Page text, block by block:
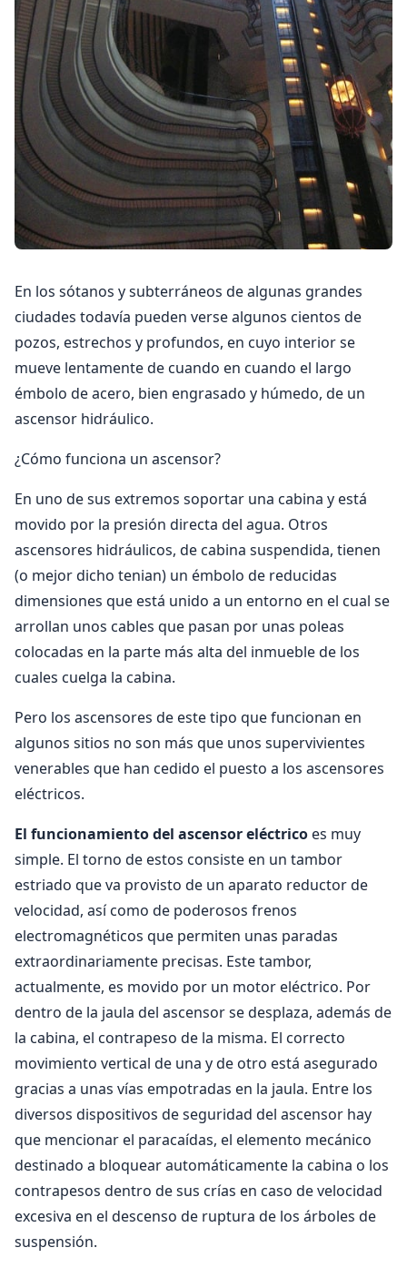
En los sótanos y subterráneos de algunas grandes
ciudades todavía pueden verse algunos cientos de
pozos, estrechos y profundos, en cuyo interior se
mueve lentamente de cuando en cuando el largo
émbolo de acero, bien engrasado y húmedo, de un
ascensor hidráulico.
¿Cómo funciona un ascensor?
En uno de sus extremos soportar una cabina y está
movido por la presión directa del agua. Otros
ascensores hidráulicos, de cabina suspendida, tienen
(o mejor dicho tenian) un émbolo de reducidas
dimensiones que está unido a un entorno en el cual se
arrollan unos cables que pasan por unas poleas
colocadas en la parte más alta del inmueble de los
cuales cuelga la cabina.
Pero los ascensores de este tipo que funcionan en
algunos sitios no son más que unos supervivientes
venerables que han cedido el puesto a los ascensores
eléctricos.
El funcionamiento del ascensor eléctrico es muy
simple. El torno de estos consiste en un tambor
estriado que va provisto de un aparato reductor de
velocidad, así como de poderosos frenos
electromagnéticos que permiten unas paradas
extraordinariamente precisas. Este tambor,
actualmente, es movido por un motor eléctrico. Por
dentro de la jaula del ascensor se desplaza, además de
la cabina, el contrapeso de la misma. El correcto
movimiento vertical de una y de otro está asegurado
gracias a unas vías empotradas en la jaula. Entre los
diversos dispositivos de seguridad del ascensor hay
que mencionar el paracaídas, el elemento mecánico
destinado a bloquear automáticamente la cabina o los
contrapesos dentro de sus crías en caso de velocidad
excesiva en el descenso de ruptura de los árboles de
suspensión.